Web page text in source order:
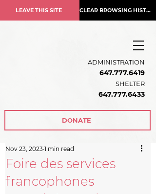
LEAVE THIS SITE CLEAR BROWSING HISTORY
ADMINISTRATION
647.777.6419
SHELTER
647.777.6433
DONATE
Foire des services
francophones
Nov 23, 2023 1 min read